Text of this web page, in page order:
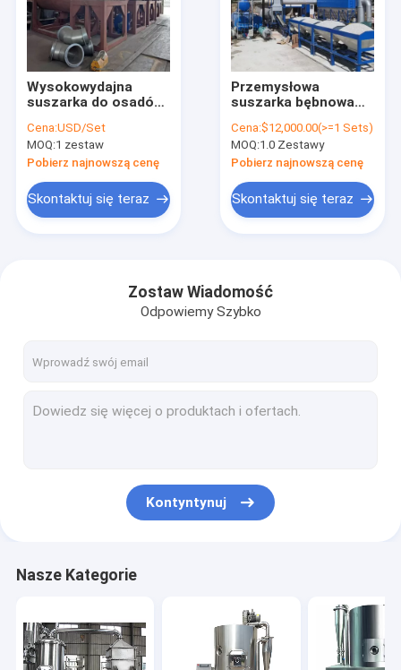
Dom
O nas
Wysokowydajna
suszarka do osadów
50Hz przemysłowa
suszarka obrotowa
Cena:USD/Set
MOQ:1 zestaw
Pobierz najnowszą cenę
Skontaktuj się teraz
Przemysłowa
suszarka bębnowa
wydajności 15 kW
-150 kW do
specjalnej suszarki
Cena:$12,000.00(>=1 Sets)
MOQ:1.0 Zestawy
Pobierz najnowszą cenę
Skontaktuj się teraz
Zostaw Wiadomość
Odpowiemy Szybko
Kontyntynuj
Nasze Kategorie